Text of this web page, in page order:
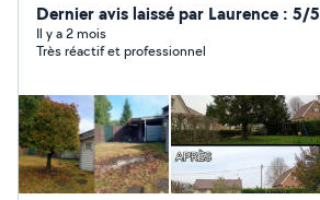
Dernier avis laissé par Laurence : 5/5
Il y a 2 mois
Très réactif et professionnel